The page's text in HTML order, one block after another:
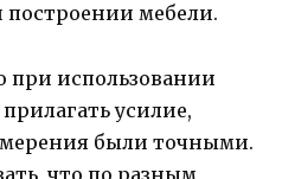
мебели.
при использовании
усилие,
были точными.
что по разным